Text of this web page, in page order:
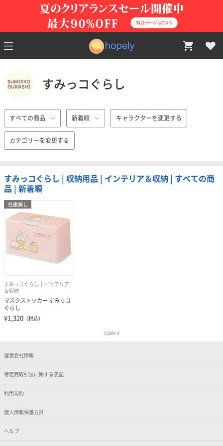
すみっコぐらし
すべての商品 新着順 キャラクターを変更する
カテゴリーを変更する
すみっコぐらし | 収納用品 | インテリア＆収納 | すべての商
品 | 新着順
在庫無し
すみっコぐらし
インテリア
＆収納
マスクストッカー すみっコ
ぐらし
¥1,320 （税込）
©SAN-X
運営会社情報
特定商取引法に関する表記
利用規約
個人情報保護方針
ヘルプ